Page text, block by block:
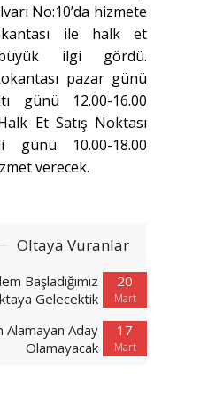
No:10’da hizmete
ile halk et
büyük ilgi gördü.
pazar günü
günü 12.00-16.00
Et Satış Noktası
günü 10.00-18.00
verecek.
Oltaya Vuranlar
20
Mart
Başladığımız
Gelecektik
17
Mart
Alamayan Aday
Olamayacak